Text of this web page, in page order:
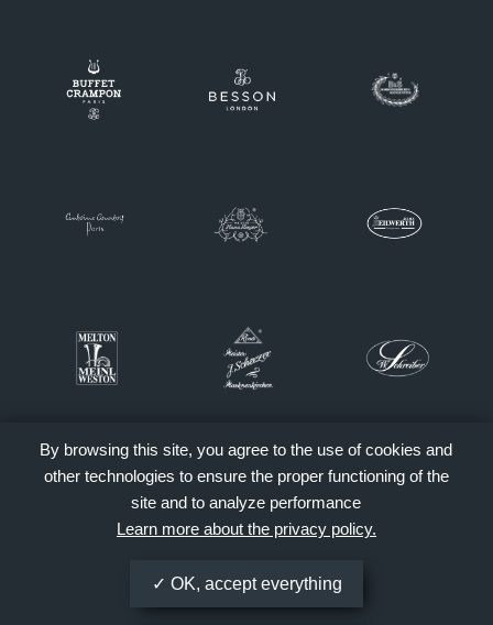
By browsing this site, you agree to the use of cookies and
other technologies to ensure the proper functioning of the
site and to analyze performance
Learn more about the privacy policy.
OK, accept everything